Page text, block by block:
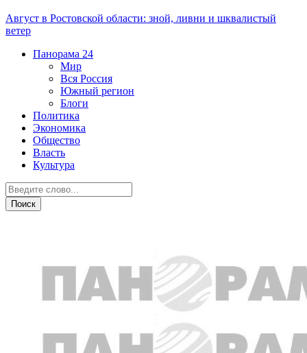
Август в Ростовской области: зной, ливни и шквалистый
ветер
Панорама 24
Мир
Вся Россия
Южный регион
Блоги
Политика
Экономика
Общество
Власть
Культура